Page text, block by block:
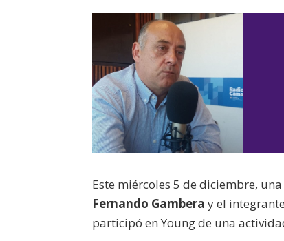
Este miércoles 5 de diciembre,
Fernando Gambera y el
participó en Young de una